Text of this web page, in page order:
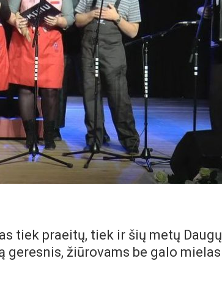
tiek praeitų, tiek ir šių metų Daugų
žiūrovams be galo mielas